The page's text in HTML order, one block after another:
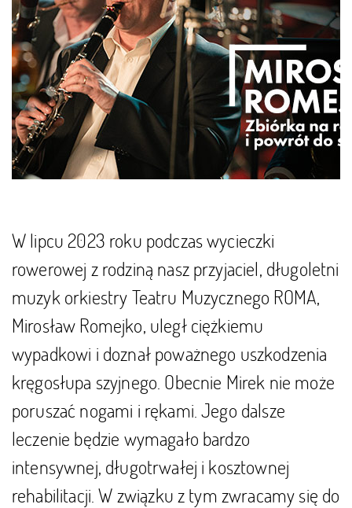
W lipcu 2023 roku podczas wycieczki
rowerowej z rodziną nasz przyjaciel, długoletni
muzyk orkiestry Teatru Muzycznego ROMA,
Mirosław Romejko, uległ ciężkiemu
wypadkowi i doznał poważnego uszkodzenia
kręgosłupa szyjnego. Obecnie Mirek nie może
poruszać nogami i rękami. Jego dalsze
leczenie będzie wymagało bardzo
intensywnej, długotrwałej i kosztownej
rehabilitacji. W związku z tym zwracamy się do